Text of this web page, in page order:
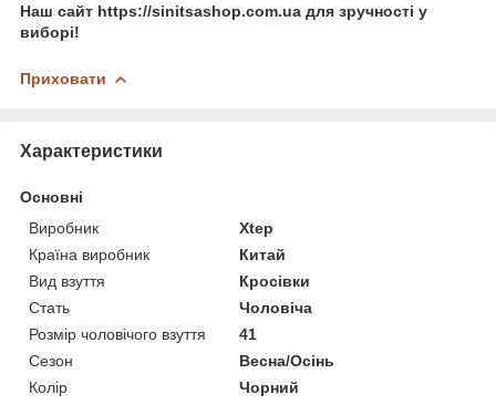
Наш сайт https://sinitsashop.com.ua для зручності у
виборі!
Приховати
Характеристики
Основні
Виробник
Xtep
Країна виробник
Китай
Вид взуття
Кросівки
Стать
Чоловіча
Розмір чоловічого взуття
41
Сезон
Весна/Осінь
Колір
Чорний